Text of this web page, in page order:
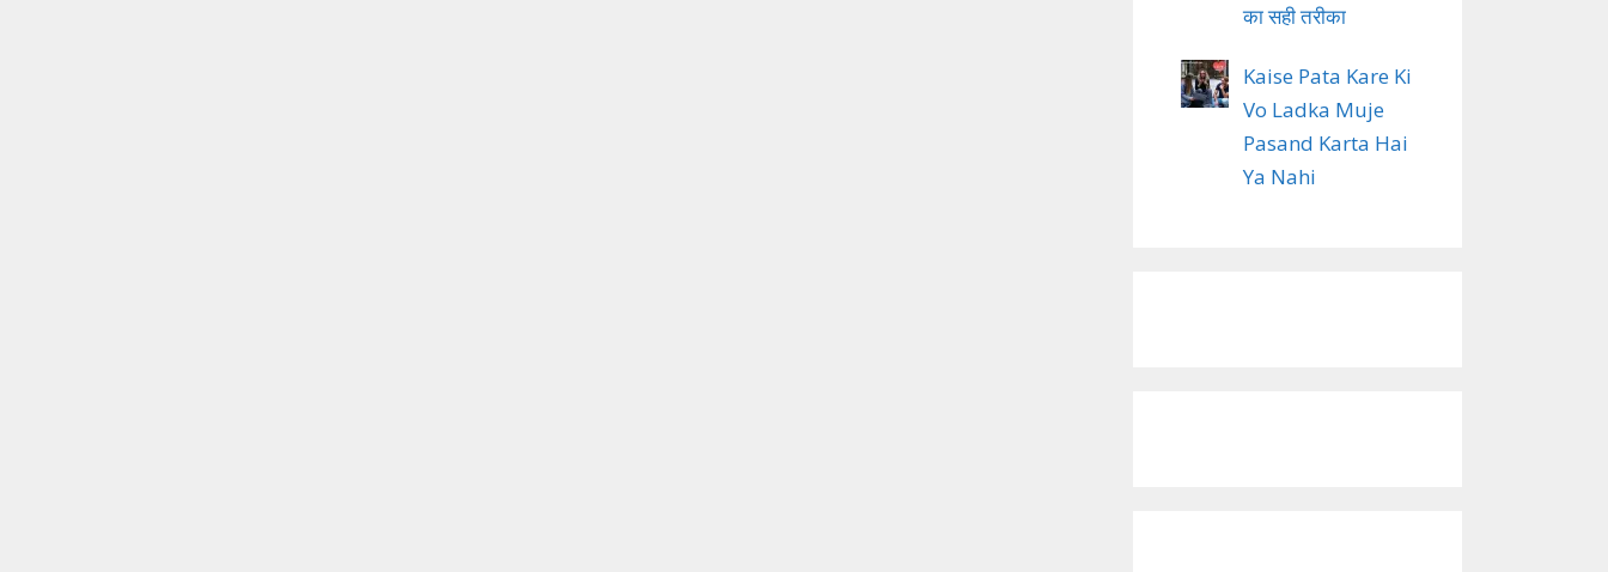
का सही तरीका
Kaise Pata Kare Ki
Vo Ladka Muje
Pasand Karta Hai
Ya Nahi